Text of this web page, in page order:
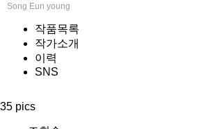
Song Eun young
작품목록
작가소개
이력
SNS
35 pics